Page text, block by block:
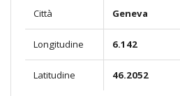
Città Geneva
Longitudine 6.142
Latitudine 46.2052